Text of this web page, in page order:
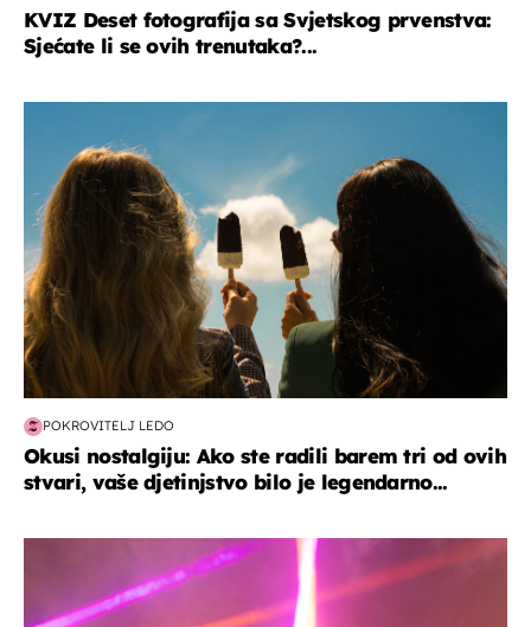
KVIZ Deset fotografija sa Svjetskog prvenstva:
Sjećate li se ovih trenutaka?...
POKROVITELJ LEDO
Okusi nostalgiju: Ako ste radili barem tri od ovih
stvari, vaše djetinjstvo bilo je legendarno...